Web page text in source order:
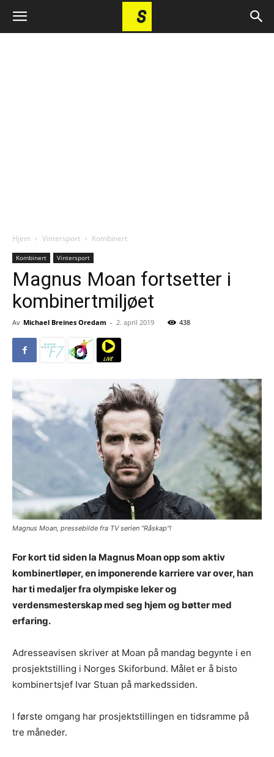
Hjem Vintersport Kombinert
Kombinert Vintersport
Magnus Moan fortsetter i
kombinertmiljøet
Av Michael Breines Oredam - 2. april 2019 438
Magnus Moan, pressebilde fra TV serien "Råskap"!
For kort tid siden la Magnus Moan opp som aktiv
kombinertløper, en imponerende karriere var over, han
har ti medaljer fra olympiske leker og
verdensmesterskap med seg hjem og bøtter med
erfaring.
Adresseavisen skriver at Moan på mandag begynte i en
prosjektstilling i Norges Skiforbund. Målet er å bisto
kombinertsjef Ivar Stuan på markedssiden.
I første omgang har prosjektstillingen en tidsramme på
tre måneder.